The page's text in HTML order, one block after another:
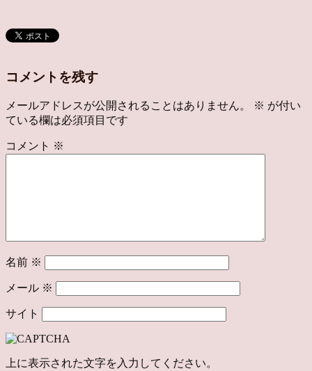
コメントを残す
メールアドレスが公開されることはありません。 ※ が付い
ている欄は必須項目です
コメント ※
名前 ※
メール ※
サイト
上に表示された文字を入力してください。